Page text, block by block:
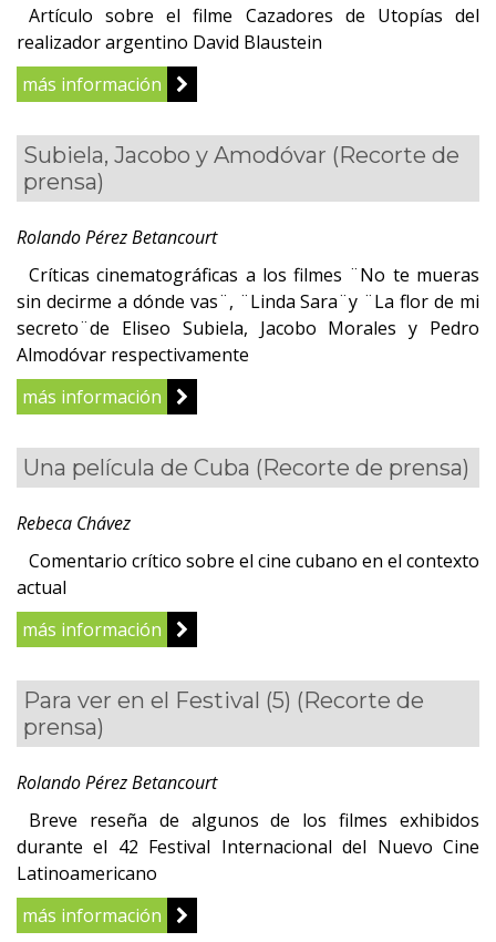
Artículo sobre el filme Cazadores de Utopías del
realizador argentino David Blaustein
más información
Subiela, Jacobo y Amodóvar (Recorte de
prensa)
Rolando Pérez Betancourt
Críticas cinematográficas a los filmes ¨No te mueras
sin decirme a dónde vas¨, ¨Linda Sara¨y ¨La flor de mi
secreto¨de Eliseo Subiela, Jacobo Morales y Pedro
Almodóvar respectivamente
más información
Una película de Cuba (Recorte de prensa)
Rebeca Chávez
Comentario crítico sobre el cine cubano en el contexto
actual
más información
Para ver en el Festival (5) (Recorte de
prensa)
Rolando Pérez Betancourt
Breve reseña de algunos de los filmes exhibidos
durante el 42 Festival Internacional del Nuevo Cine
Latinoamericano
más información